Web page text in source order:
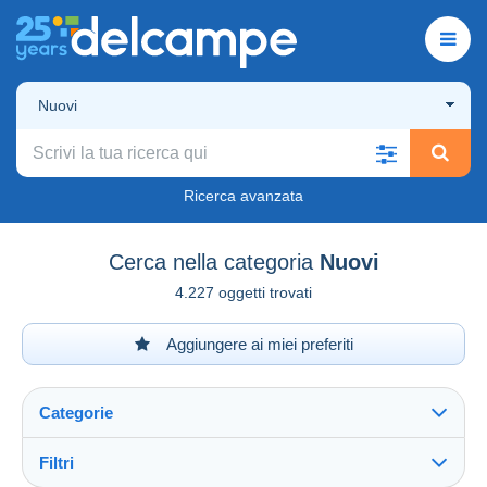
Nuovi
Ricerca avanzata
Cerca nella categoria Nuovi
4.227 oggetti trovati
Aggiungere ai miei preferiti
Categorie
Filtri